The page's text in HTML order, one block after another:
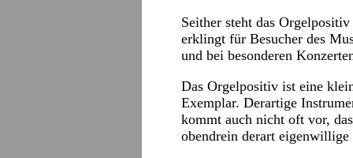
Seither steht das
erklingt für Besucher des
und bei besonderen
Das Orgelpositiv ist eine
Exemplar. Derartige
kommt auch nicht oft vor,
obendrein derart eigenwillige